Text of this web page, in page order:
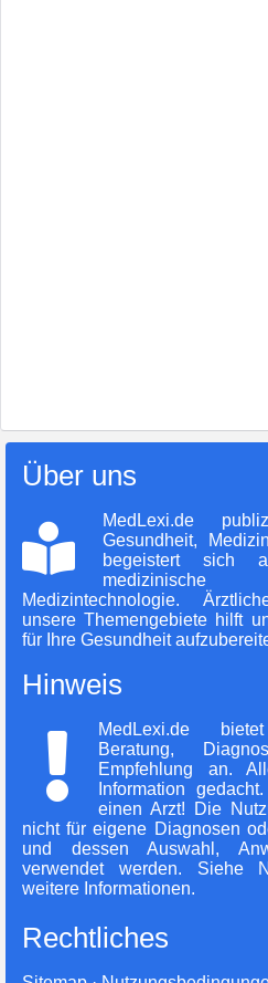
Über uns
MedLexi.de
Gesundheit,
begeistert sich
Medizintechnologie.
unsere Themengebiete hilft
für Ihre Gesundheit
Hinweis
MedLexi.de
Beratung,
Empfehlung an.
Information
einen Arzt! Die
nicht für eigene Diagnosen
und dessen Auswahl,
verwendet werden. Siehe
weitere Informationen.
Rechtliches